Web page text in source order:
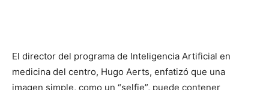
El director del programa de Inteligencia Artificial en
medicina del centro, Hugo Aerts, enfatizó que una
imagen simple, como un “selfie”, puede contener